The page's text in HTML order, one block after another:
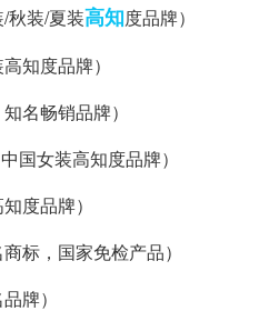
秋装/夏装高知度品牌）
知度品牌）
名畅销品牌）
国女装高知度品牌）
度品牌）
标，国家免检产品）
牌）